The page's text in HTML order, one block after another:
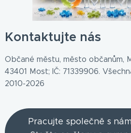
Kontaktujte nás
Občané městu, město občanům,
43401 Most; IČ: 71339906.
2010-2026
Pracujte společně s